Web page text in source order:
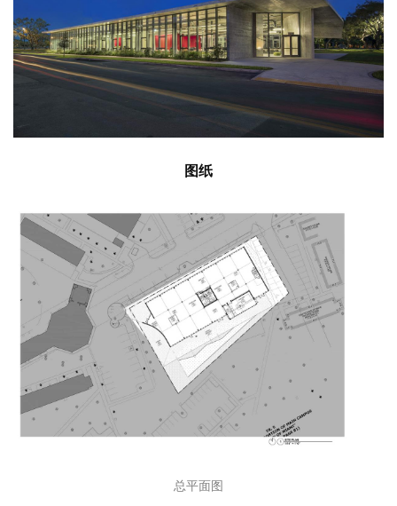
图纸
总平面图